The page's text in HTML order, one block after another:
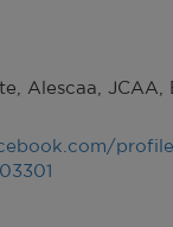
Alescaa, JCAA,